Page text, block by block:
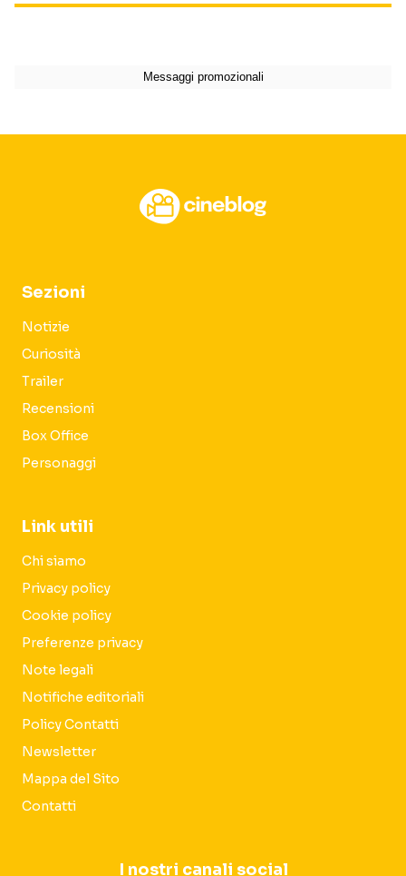
Sezioni
Notizie
Curiosità
Trailer
Recensioni
Box Office
Personaggi
Link utili
Chi siamo
Privacy policy
Cookie policy
Preferenze privacy
Note legali
Notifiche editoriali
Policy Contatti
Newsletter
Mappa del Sito
Contatti
I nostri canali social